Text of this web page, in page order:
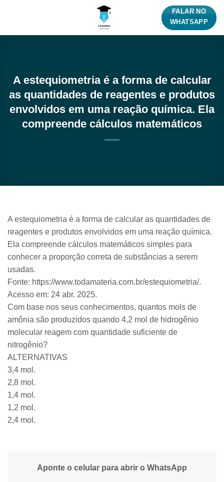
FALAR NO
WHATSAPP
A estequiometria é a forma de calcular
as quantidades de reagentes e produtos
envolvidos em uma reação química. Ela
compreende cálculos matemáticos
A estequiometria é a forma de calcular as quantidades de
reagentes e produtos envolvidos em uma reação química.
Ela compreende cálculos matemáticos simples para
conhecer a proporção correta de substâncias a serem
usadas.
Fonte: https://www.todamateria.com.br/estequiometria/.
Acesso em: 24 abr. 2025.
Com base nos seus conhecimentos, quantos mols de
amônia são produzidos quando 4,2 mol de hidrogênio
molecular reagem com quantidade suficiente de
nitrogênio?
ALTERNATIVAS
3,4 mol.
2,8 mol.
1,4 mol.
1,2 mol.
2,4 mol.
Aponte o celular para abrir o WhatsApp